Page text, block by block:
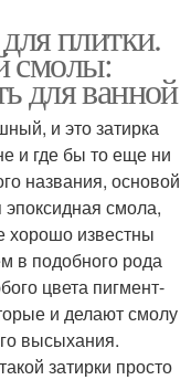
плитки.
смолы:
для ванной
и это затирка
и где бы то еще ни
названия, основой
эпоксидная смола,
хорошо известны
в подобного рода
цвета пигмент-
и делают смолу
высыхания.
затирки просто